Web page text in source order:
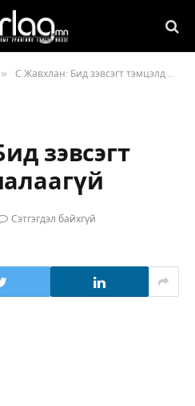
» С.Жавхлан: Бид зэвсэгт тэмцэлд уриалаагүй
зэвсэгт
Сэтгэгдэл байхгүй